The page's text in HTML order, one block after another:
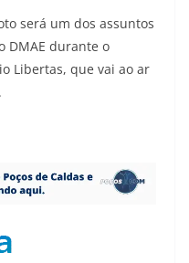
será um dos assuntos
DMAE durante o
Libertas, que vai ao ar